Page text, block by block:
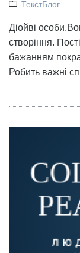
ТекстБлог
Діойві
створіння.
бажанням
Робить важні